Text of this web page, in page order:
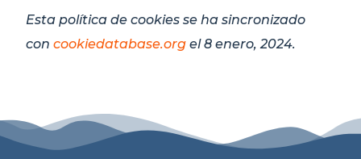
Esta política de cookies se ha sincronizado
con cookiedatabase.org el 8 enero, 2024.